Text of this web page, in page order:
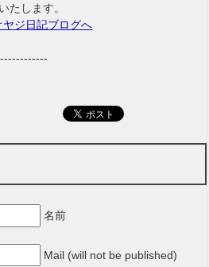
たします。
名前
Mail (will not be published)